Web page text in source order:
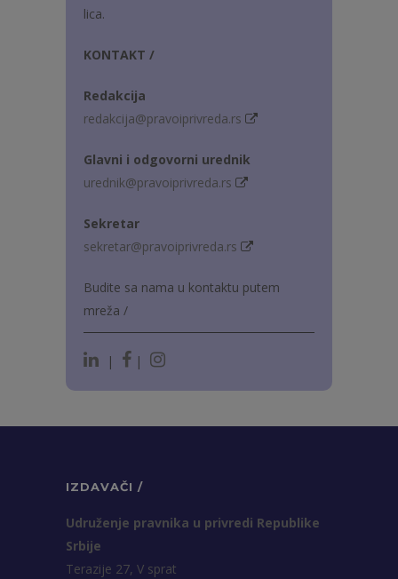
lica.
KONTAKT /
Redakcija
redakcija@pravoiprivreda.rs
Glavni i odgovorni urednik
urednik@pravoiprivreda.rs
Sekretar
sekretar@pravoiprivreda.rs
Budite sa nama u kontaktu putem
mreža /
| |
IZDAVAČI /
Udruženje pravnika u privredi Republike
Srbije
Terazije 27, V sprat